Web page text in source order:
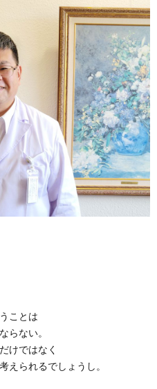
ことは
らない。
けではなく
えられるでしょうし。